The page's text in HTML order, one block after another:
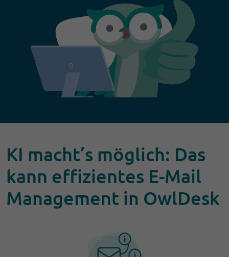
KI macht’s möglich: Das
kann effizientes E-Mail
Management in OwlDesk